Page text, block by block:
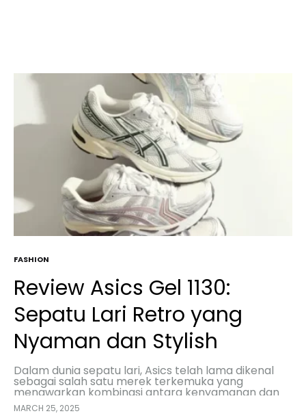
FASHION
Review Asics Gel 1130:
Sepatu Lari Retro yang
Nyaman dan Stylish
Dalam dunia sepatu lari, Asics telah lama dikenal
sebagai salah satu merek terkemuka yang
menawarkan kombinasi antara kenyamanan dan
performa. Salah satu model terbaru yang menarik
perhatian adalah Asics Gel…
MARCH 25, 2025